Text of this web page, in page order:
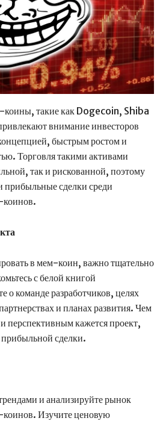
такие как Dogecoin, Shiba
внимание инвесторов
быстрым ростом и
Торговля такими активами
так и рискованной, поэтому
прибыльные сделки среди
в мем-коин, важно тщательно
с белой книгой
команде разработчиков, целях
и планах развития. Чем
перспективным кажется проект,
сделки.
и анализируйте рынок
Изучите ценовую